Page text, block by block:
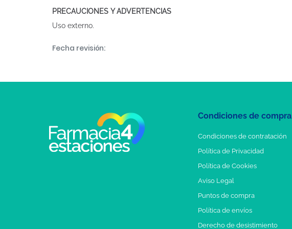
PRECAUCIONES Y ADVERTENCIAS
Uso externo.
Fecha revisión:
Condiciones de compra
Condiciones de contratación
Política de Privacidad
Política de Cookies
Aviso Legal
Puntos de compra
Política de envíos
Derecho de desistimiento